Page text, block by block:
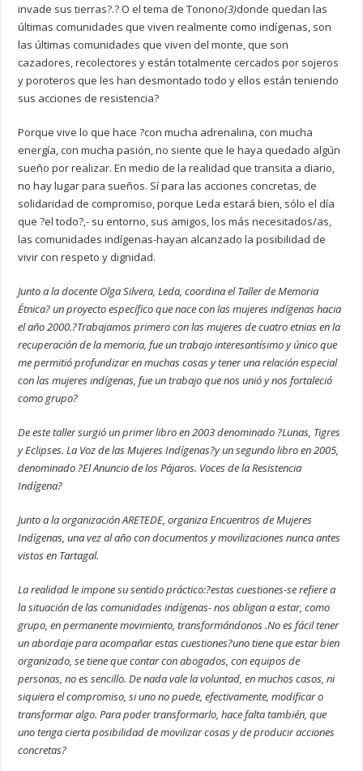
invade sus tierras?.? O el tema de Tonono(3)donde quedan las
últimas comunidades que viven realmente como indígenas, son
las últimas comunidades que viven del monte, que son
cazadores, recolectores y están totalmente cercados por sojeros
y poroteros que les han desmontado todo y ellos están teniendo
sus acciones de resistencia?
Porque vive lo que hace ?con mucha adrenalina, con mucha
energía, con mucha pasión, no siente que le haya quedado algún
sueño por realizar. En medio de la realidad que transita a diario,
no hay lugar para sueños. Sí para las acciones concretas, de
solidaridad de compromiso, porque Leda estará bien, sólo el día
que ?el todo?,- su entorno, sus amigos, los más necesitados/as,
las comunidades indígenas-hayan alcanzado la posibilidad de
vivir con respeto y dignidad.
Junto a la docente Olga Silvera, Leda, coordina el Taller de Memoria
Étnica? un proyecto específico que nace con las mujeres indígenas hacia
el año 2000.?Trabajamos primero con las mujeres de cuatro etnias en la
recuperación de la memoria, fue un trabajo interesantísimo y único que
me permitió profundizar en muchas cosas y tener una relación especial
con las mujeres indígenas, fue un trabajo que nos unió y nos fortaleció
como grupo?
De este taller surgió un primer libro en 2003 denominado ?Lunas, Tigres
y Eclipses. La Voz de las Mujeres Indígenas?y un segundo libro en 2005,
denominado ?El Anuncio de los Pájaros. Voces de la Resistencia
Indígena?
Junto a la organización ARETEDE, organiza Encuentros de Mujeres
Indígenas, una vez al año con documentos y movilizaciones nunca antes
vistos en Tartagal.
La realidad le impone su sentido práctico:?estas cuestiones-se refiere a
la situación de las comunidades indígenas- nos obligan a estar, como
grupo, en permanente movimiento, transformándonos .No es fácil tener
un abordaje para acompañar estas cuestiones?uno tiene que estar bien
organizado, se tiene que contar con abogados, con equipos de
personas, no es sencillo. De nada vale la voluntad, en muchos casos, ni
siquiera el compromiso, si uno no puede, efectivamente, modificar o
transformar algo. Para poder transformarlo, hace falta también, que
uno tenga cierta posibilidad de movilizar cosas y de producir acciones
concretas?